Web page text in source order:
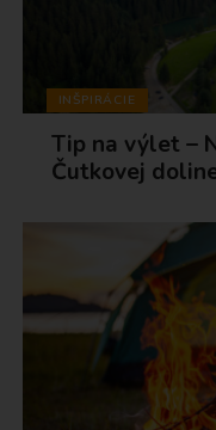
INŠPIRÁCIE
Tip na výlet –
Čutkovej